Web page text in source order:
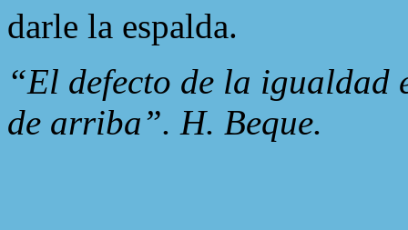
darle la espalda.
“El defecto de la igualdad
de arriba”. H. Beque.